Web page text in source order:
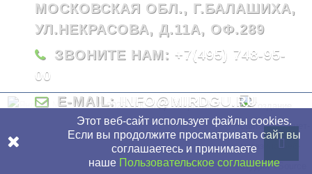
© 2026 - ГК "Мир Энергетики"
МОСКОВСКАЯ ОБЛ., Г.БАЛАШИХА,
УЛ.НЕКРАСОВА, Д.11А, ОФ.289
ЗВОНИТЕ НАМ: +7(495) 748-95-
00
E-MAIL: INFO@MIRDGU.RU
Этот веб-сайт использует файлы cookies.
Если вы продолжите просматривать сайт вы
соглашаетесь и принимаете
наше Пользовательское соглашение